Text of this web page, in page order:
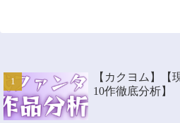
【カクヨム】【
10作徹底分析】